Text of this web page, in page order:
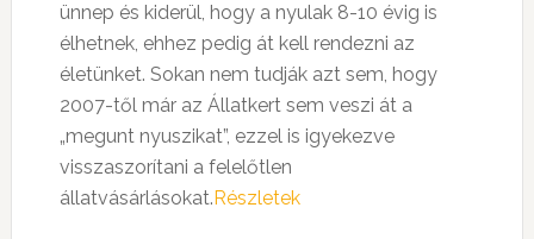
ünnep és kiderül, hogy a nyulak 8-10 évig is
élhetnek, ehhez pedig át kell rendezni az
életünket. Sokan nem tudják azt sem, hogy
2007-től már az Állatkert sem veszi át a
„megunt nyuszikat”, ezzel is igyekezve
visszaszorítani a felelőtlen
állatvásárlásokat.Részletek